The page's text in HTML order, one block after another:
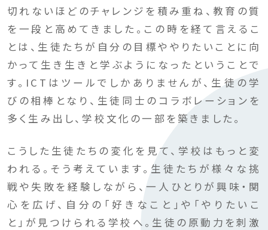
切れないほどのチャレンジを積み重ね、教育の質
を一段と高めてきました。この時を経て言えるこ
とは、生徒たちが自分の目標ややりたいことに向
かって生き生きと学ぶようになったということで
す。ICTはツールでしかありませんが、生徒の学
びの相棒となり、生徒同士のコラボレーションを
多く生み出し、学校文化の一部を築きました。
こうした生徒たちの変化を見て、学校はもっと変
われる。そう考えています。生徒たちが様々な挑
戦や失敗を経験しながら、一人ひとりが興味・関
心を広げ、自分の「好きなこと」や「やりたいこ
と」が見つけられる学校へ。生徒の原動力を刺激